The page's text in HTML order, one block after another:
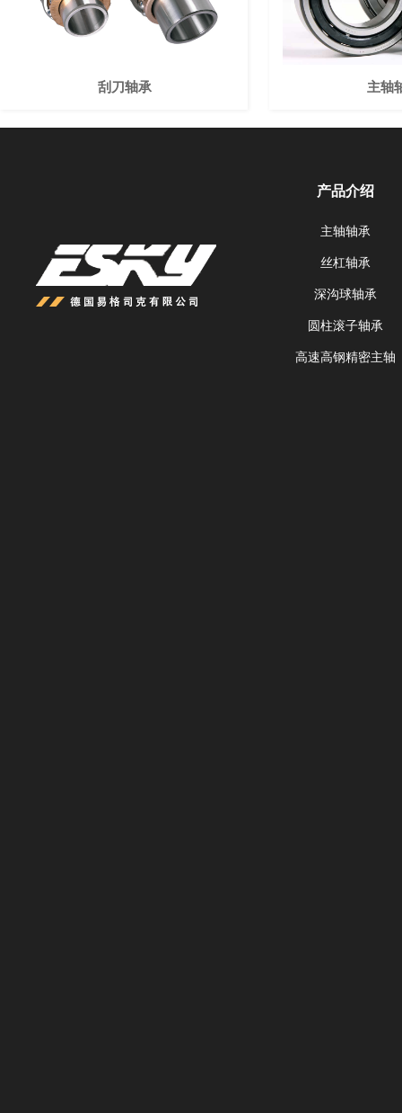
刮刀轴承 主轴
产品介绍
主轴轴承
丝杠轴承
深沟球轴承
圆柱滚子轴承
高速高钢精密主轴